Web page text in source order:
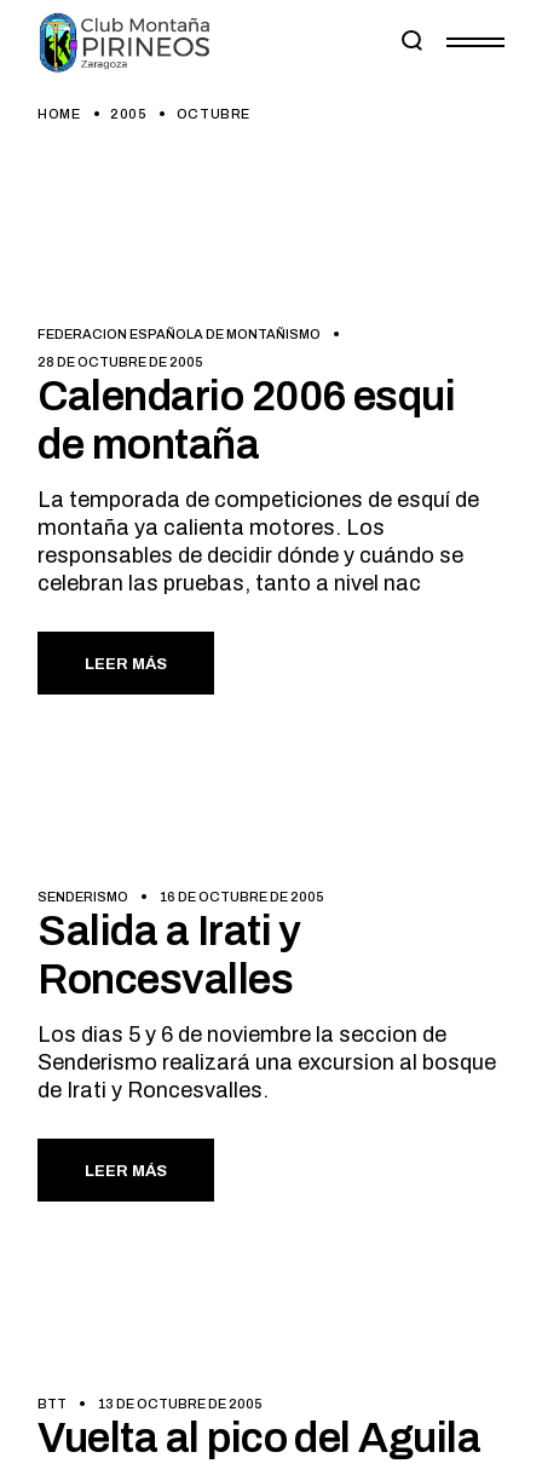
content
HOME 2005 OCTUBRE
FEDERACION ESPAÑOLA DE MONTAÑISMO
28 DE OCTUBRE DE 2005
Calendario 2006 esqui
de montaña
La temporada de competiciones de esquí de
montaña ya calienta motores. Los
responsables de decidir dónde y cuándo se
celebran las pruebas, tanto a nivel nac
LEER MÁS
SENDERISMO 16 DE OCTUBRE DE 2005
Salida a Irati y
Roncesvalles
Los dias 5 y 6 de noviembre la seccion de
Senderismo realizará una excursion al bosque
de Irati y Roncesvalles.
LEER MÁS
BTT 13 DE OCTUBRE DE 2005
Vuelta al pico del Aguila